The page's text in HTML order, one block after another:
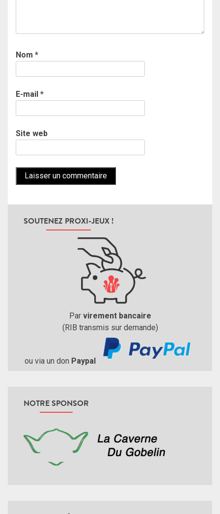
Nom *
E-mail *
Site web
SOUTENEZ PROXI-JEUX !
Par virement bancaire
(RIB transmis sur demande)
ou via un don Paypal
NOTRE SPONSOR